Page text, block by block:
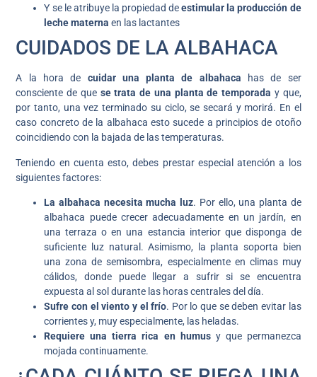
Y se le atribuye la propiedad deestimular la producción de
leche materna en las lactantes
CUIDADOS DE LA ALBAHACA
A la hora de cuidar una planta de albahaca has de ser
consciente de que se trata de una planta de temporada y que,
por tanto, una vez terminado su ciclo, se secará y morirá. En el
caso concreto de la albahaca esto sucede a principios de otoño
coincidiendo con la bajada de las temperaturas.
Teniendo en cuenta esto, debes prestar especial atención a los
siguientes factores:
La albahaca necesita mucha luz. Por ello, una planta de
albahaca puede crecer adecuadamente en un jardín, en
una terraza o en una estancia interior que disponga de
suficiente luz natural. Asimismo, la planta soporta bien
una zona de semisombra, especialmente en climas muy
cálidos, donde puede llegar a sufrir si se encuentra
expuesta al sol durante las horas centrales del día.
Sufre con el viento y el frío. Por lo que se deben evitar las
corrientes y, muy especialmente, las heladas.
Requiere una tierra rica en humus y que permanezca
mojada continuamente.